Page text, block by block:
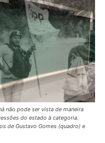
não pode ser vista de maneira
do estado à categoria.
de Gustavo Gomes (quadro) e